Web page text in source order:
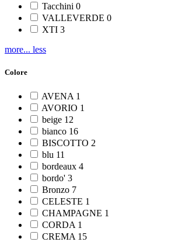
Tacchini 0
VALLEVERDE 0
XTI 3
more... less
Colore
AVENA 1
AVORIO 1
beige 12
bianco 16
BISCOTTO 2
blu 11
bordeaux 4
bordo' 3
Bronzo 7
CELESTE 1
CHAMPAGNE 1
CORDA 1
CREMA 15